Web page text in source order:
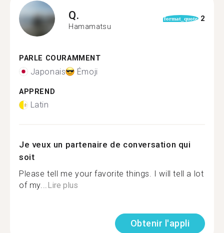
Q.
Hamamatsu
format_quote 2
PARLE COURAMMENT
Japonais Émoji
APPREND
Latin
Je veux un partenaire de conversation qui
soit
Please tell me your favorite things. I will tell a lot
of my...Lire plus
Obtenir l'appli